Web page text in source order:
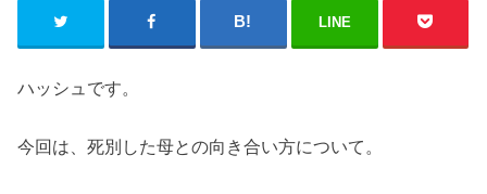
LINE
ハッシュです。
今回は、死別した母との向き合い方について。